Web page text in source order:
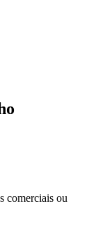
comerciais ou